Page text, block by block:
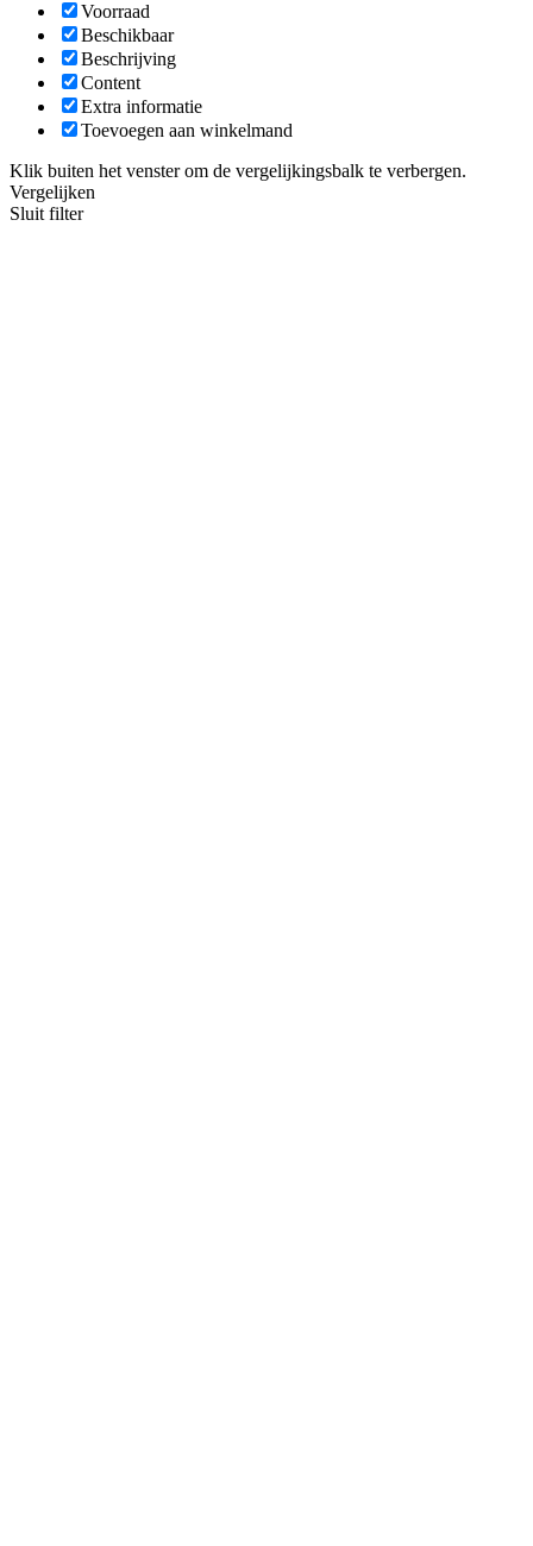
Voorraad
Beschikbaar
Beschrijving
Content
Extra informatie
Toevoegen aan winkelmand
Klik buiten het venster om de vergelijkingsbalk te verbergen.
Vergelijken
Sluit filter